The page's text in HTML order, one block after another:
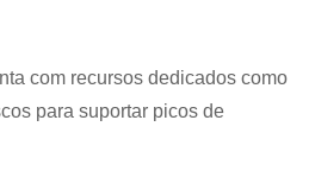
com recursos dedicados como
para suportar picos de